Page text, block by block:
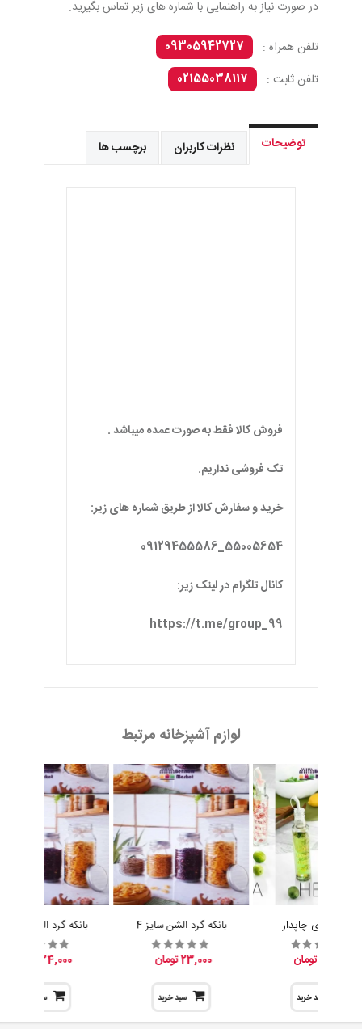
در صورت نیاز به راهنمایی با شماره های زیر تماس بگیرید.
تلفن همراه :
09305942727
تلفن ثابت :
02155038117
توضیحات نظرات کاربران برچسب ها
55005654_09129455586
کانال تلگرام در لینک زیر:
https://t.me/group_99
آبلیموخوری چاپدار
سبد خرید
بانکه گرد الشن سایز 4
23,000 تومان
سبد خرید
بانکه گرد الشن سایز 3
24,000 تومان
سبد خرید
تماس با ما
مدیریت :
آدرس :عمده فروشی : تهران ، صالح اباد غربی ، خیابان کلهر ، کوچه مدرسه